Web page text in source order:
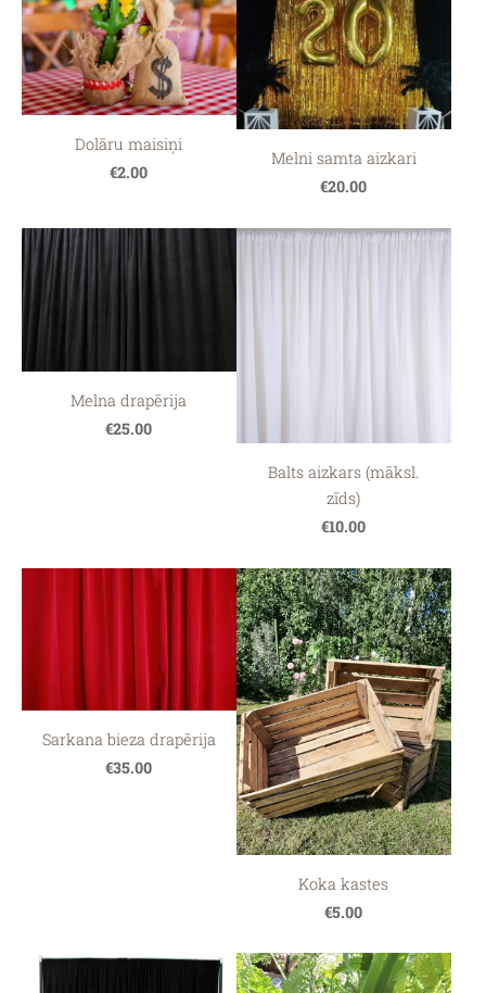
Dolāru maisiņi
€2.00
Melni samta aizkari
€20.00
Melna drapērija
€25.00
Balts aizkars (māksl.
zīds)
€10.00
Sarkana bieza drapērija
€35.00
Koka kastes
€5.00